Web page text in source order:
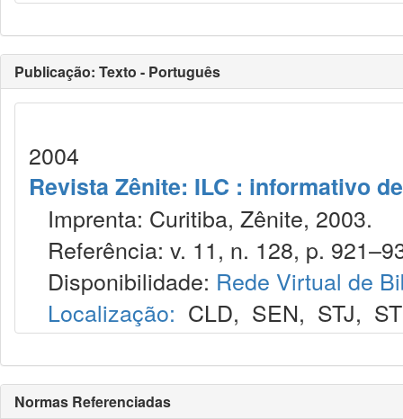
Publicação: Texto - Português
2004
Revista Zênite: ILC : informativo
Imprenta: Curitiba, Zênite, 2003.
Referência: v. 11, n. 128, p.
Disponibilidade: Rede Virtual de
Localização: CLD, SEN, STJ,
Normas Referenciadas